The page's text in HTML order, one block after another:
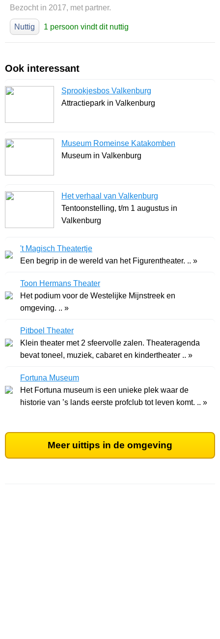
Bezocht in 2017, met partner.
Nuttig 1 persoon vindt dit nuttig
Ook interessant
Sprookjesbos Valkenburg
Attractiepark in Valkenburg
Museum Romeinse Katakomben
Museum in Valkenburg
Het verhaal van Valkenburg
Tentoonstelling, t/m 1 augustus in
Valkenburg
't Magisch Theatertje
Een begrip in de wereld van het Figurentheater. .. »
Toon Hermans Theater
Het podium voor de Westelijke Mijnstreek en
omgeving. .. »
Pitboel Theater
Klein theater met 2 sfeervolle zalen. Theateragenda
bevat toneel, muziek, cabaret en kindertheater .. »
Fortuna Museum
Het Fortuna museum is een unieke plek waar de
historie van ’s lands eerste profclub tot leven komt. .. »
Meer uittips in de omgeving